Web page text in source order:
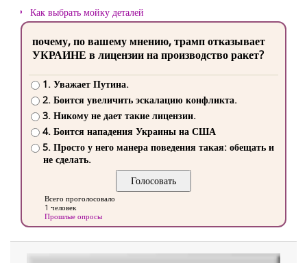
Как выбрать мойку деталей
почему, по вашему мнению, трамп отказывает
УКРАИНЕ в лицензии на производство ракет?
1. Уважает Путина.
2. Боится увеличить эскалацию конфликта.
3. Никому не дает такие лицензии.
4. Боится нападения Украины на США
5. Просто у него манера поведения такая: обещать и
не сделать.
Всего проголосовало
1 человек
Прошлые опросы